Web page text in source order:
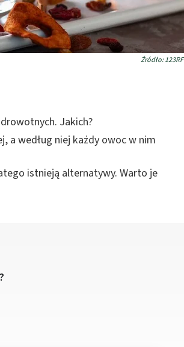
Źródło: 123RF
Jakich?
a według niej każdy owoc w nim
istnieją alternatywy. Warto je